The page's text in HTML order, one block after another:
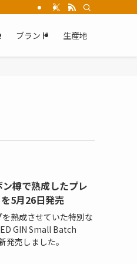
ブランド 生産地
ン樽で熟成したプレ
5月26日発売
熟成させていた特別な
GIN Small Batch
売しました。